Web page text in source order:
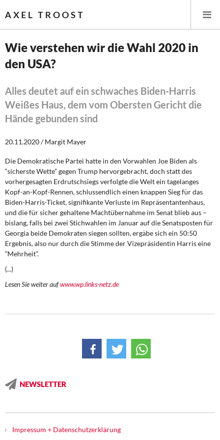
AXEL TROOST
Startseite
Themen
Leitlinien linker Wirtschafts- und Finanzpolitik
Steuer- und Finanzpolitik
Öffentliche Infrastruktur und Daseinsvorsorge
Eurokrise und Griechenland
DIE LINKE
Weitere Themen
Memo-Gruppe
Wie verstehen wir die Wahl 2020 in
den USA?
Alles deutet auf ein schwaches Biden-Harris
Weißes Haus, dem vom Obersten Gericht die
Hände gebunden sind
20.11.2020 / Margit Mayer
Die Demokratische Partei hatte in den Vorwahlen Joe Biden als
“sicherste Wette” gegen Trump hervorgebracht, doch statt des
vorhergesagten Erdrutschsiegs verfolgte die Welt ein tagelanges
Kopf-an-Kopf-Rennen, schlussendlich einen knappen Sieg für das
Biden-Harris-Ticket, signifikante Verluste im Repräsentantenhaus,
und die für sicher gehaltene Machtübernahme im Senat blieb aus –
bislang, falls bei zwei Stichwahlen im Januar auf die Senatsposten für
Georgia beide Demokraten siegen sollten, ergäbe sich ein 50:50
Ergebnis, also nur durch die Stimme der Vizepräsidentin Harris eine
”Mehrheit”.
(...)
Lesen Sie weiter aufwww.wp.links-netz.de
NEWSLETTER
Impressum + Datenschutzerklärung